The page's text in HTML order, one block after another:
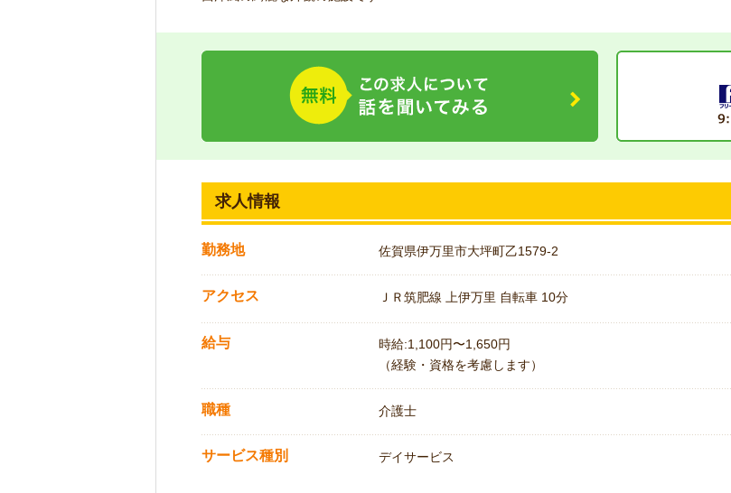
求人情報
勤務地 佐賀県伊万里市大坪町乙1579-2
アクセス ＪＲ筑肥線 上伊万里 自転車 10分
給与
時給:1,100円〜1,650円
（経験・資格を考慮します）
職種 介護士
サービス種別 デイサービス